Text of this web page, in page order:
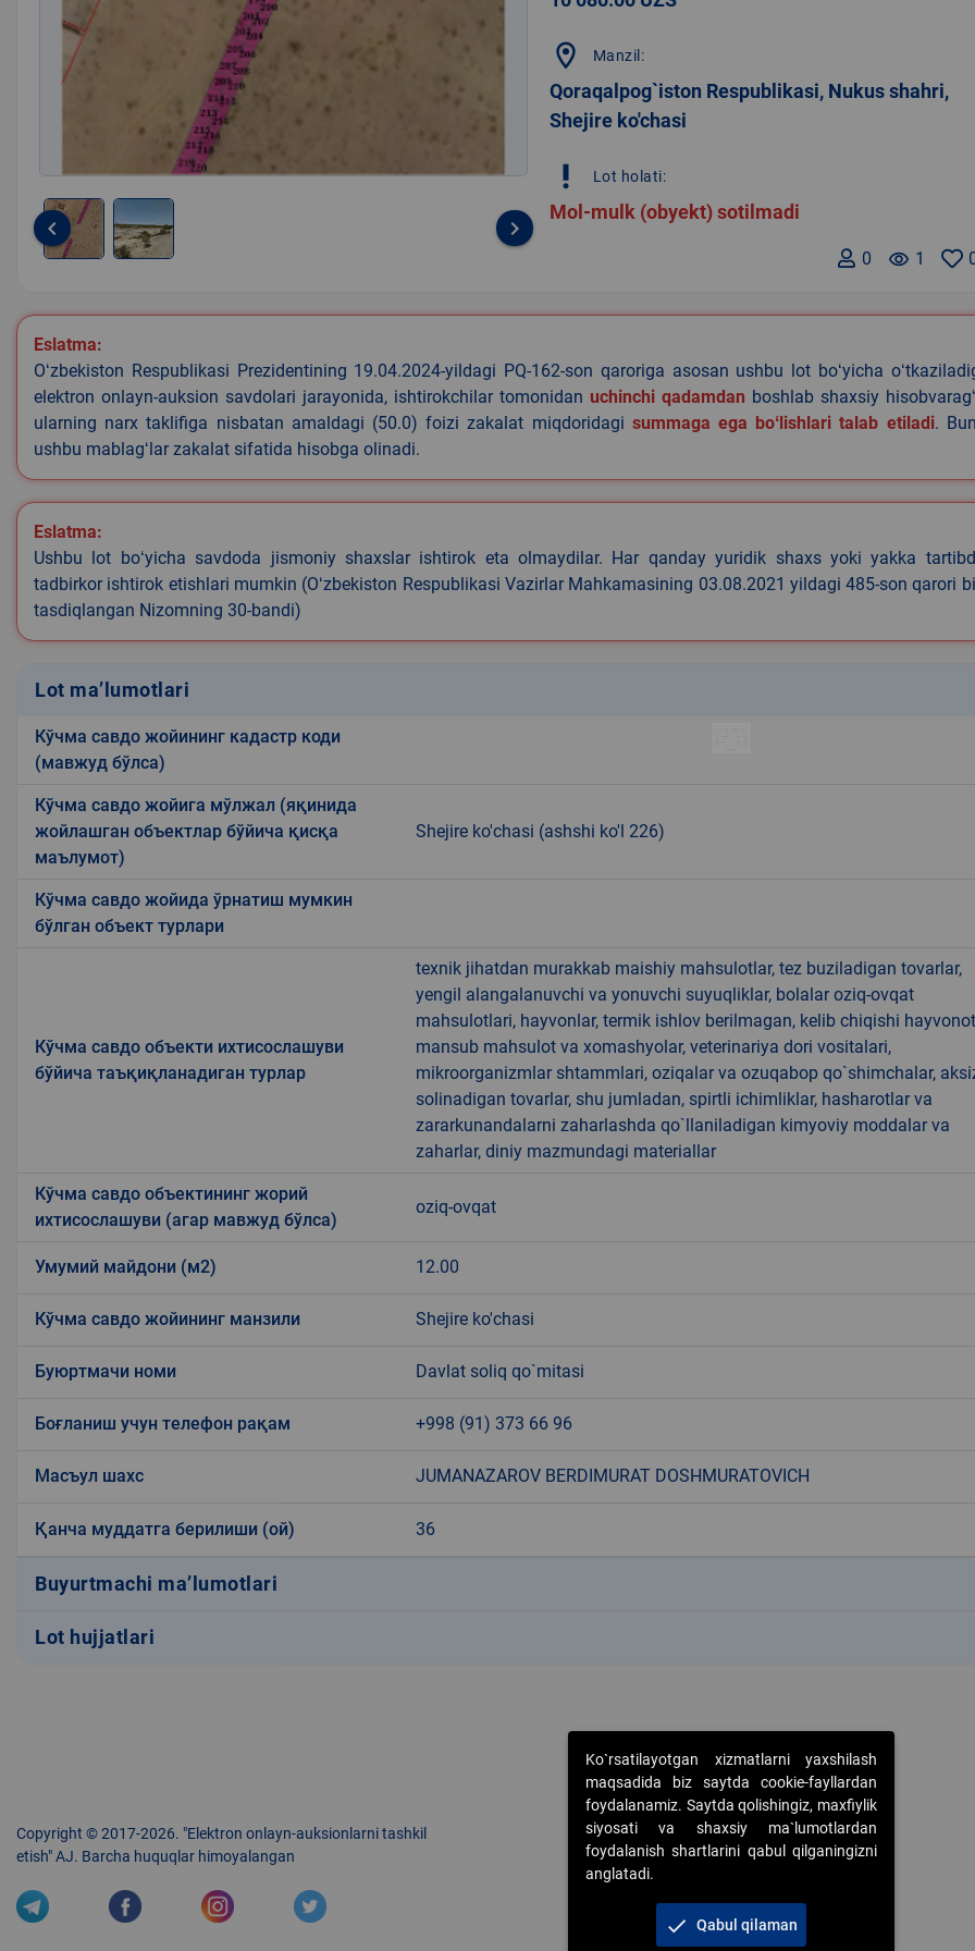
of
2
keyboard_arrow_left keyboard_arrow_right
location_on Manzil:
Qoraqalpog`iston Respublikasi, Nukus shahri,
Shejire ko'chasi
priority_high Lot holati:
Mol-mulk (obyekt) sotilmadi
remove_red_eye 1
0
Eslatma:
Oʻzbekiston Respublikasi Prezidentining 19.04.2024-yildagi PQ-162-son qaroriga asosan ushbu lot boʻyicha
elektron onlayn-auksion savdolari jarayonida, ishtirokchilar tomonidan uchinchi qadamdan boshlab shaxsiy
ularning narx taklifiga nisbatan amaldagi (50.0) foizi zakalat miqdoridagi summaga ega boʻlishlari talab etiladi.
ushbu mablagʻlar zakalat sifatida hisobga olinadi.
Eslatma:
Ushbu lot boʻyicha savdoda jismoniy shaxslar ishtirok eta olmaydilar. Har qanday yuridik shaxs yoki yakka
tadbirkor ishtirok etishlari mumkin (Oʻzbekiston Respublikasi Vazirlar Mahkamasining 03.08.2021 yildagi 485-son qarori
tasdiqlangan Nizomning 30-bandi)
Lot ma’lumotlari
Кўчма савдо жойининг кадастр коди
(мавжуд бўлса)
Кўчма савдо жойига мўлжал (яқинида
жойлашган объектлар бўйича қисқа
маълумот)
Shejire ko'chasi (ashshi ko'l 226)
Кўчма савдо жойида ўрнатиш мумкин
бўлган объект турлари
Кўчма савдо объекти ихтисослашуви
бўйича таъқиқланадиган турлар
texnik jihatdan murakkab maishiy mahsulotlar, tez buziladigan tovarlar,
yengil alangalanuvchi va yonuvchi suyuqliklar, bolalar oziq-ovqat
mahsulotlari, hayvonlar, termik ishlov berilmagan, kelib chiqishi
mansub mahsulot va xomashyolar, veterinariya dori vositalari,
mikroorganizmlar shtammlari, oziqalar va ozuqabop qo`shimchalar,
solinadigan tovarlar, shu jumladan, spirtli ichimliklar, hasharotlar va
zararkunandalarni zaharlashda qo`llaniladigan kimyoviy moddalar va
zaharlar, diniy mazmundagi materiallar
Кўчма савдо объектининг жорий
ихтисослашуви (агар мавжуд бўлса)
oziq-ovqat
Умумий майдони (м2) 12.00
Кўчма савдо жойининг манзили Shejire ko'chasi
Буюртмачи номи Davlat soliq qo`mitasi
Боғланиш учун телефон рақам +998 (91) 373 66 96
Масъул шахс JUMANAZAROV BERDIMURAT DOSHMURATOVICH
Қанча муддатга берилиши (ой) 36
Buyurtmachi ma’lumotlari
Lot hujjatlari
Copyright © 2017-2026. "Elektron onlayn-auksionlarni tashkil
etish" AJ. Barcha huquqlar himoyalangan
Ko`rsatilayotgan xizmatlarni yaxshilash
maqsadida biz saytda cookie-fayllardan
foydalanamiz. Saytda qolishingiz, maxfiylik
siyosati va shaxsiy ma`lumotlardan
foydalanish shartlarini qabul qilganingizni
anglatadi.
check Qabul qilaman